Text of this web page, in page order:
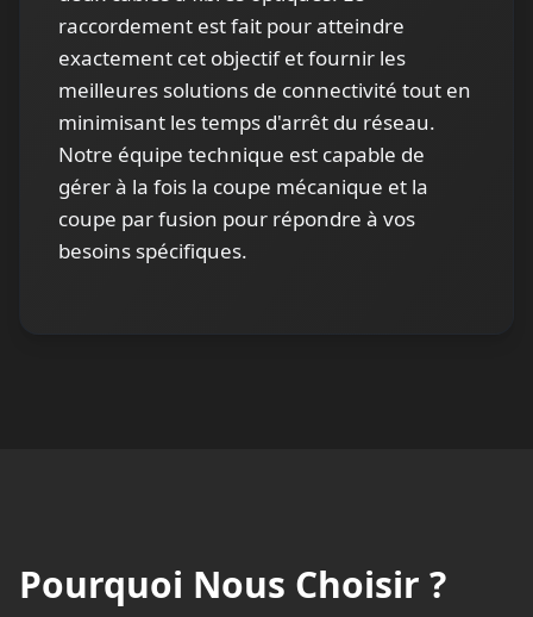
raccordement est fait pour atteindre
exactement cet objectif et fournir les
meilleures solutions de connectivité tout en
minimisant les temps d'arrêt du réseau.
Notre équipe technique est capable de
gérer à la fois la coupe mécanique et la
coupe par fusion pour répondre à vos
besoins spécifiques.
Pourquoi Nous Choisir ?